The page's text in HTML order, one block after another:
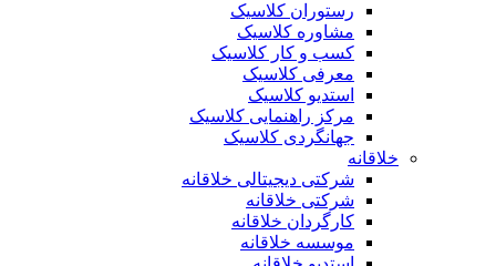
رستوران کلاسیک
مشاوره کلاسیک
کسب و کار کلاسیک
معرفی کلاسیک
استدیو کلاسیک
مرکز راهنمایی کلاسیک
جهانگردی کلاسیک
خلاقانه
شرکتی دیجیتالی خلاقانه
شرکتی خلاقانه
کارگردان خلاقانه
موسسه خلاقانه